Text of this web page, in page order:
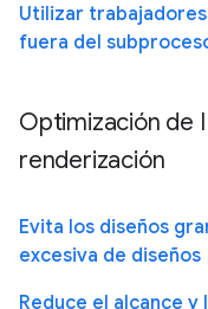
Utilizar
fuera del
Optimización de
renderización
Evita los diseños
excesiva de diseños
Reduce el alcance